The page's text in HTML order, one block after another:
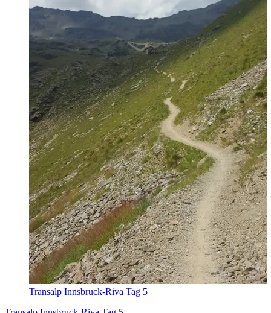
Transalp Innsbruck-Riva Tag 5